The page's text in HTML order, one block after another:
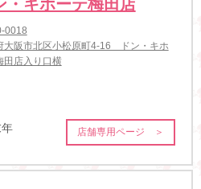
・キホーテ梅田店
0018
大阪市北区小松原町4-16 ドン・キホ
田店入り口横
店舗専用ページ ＞